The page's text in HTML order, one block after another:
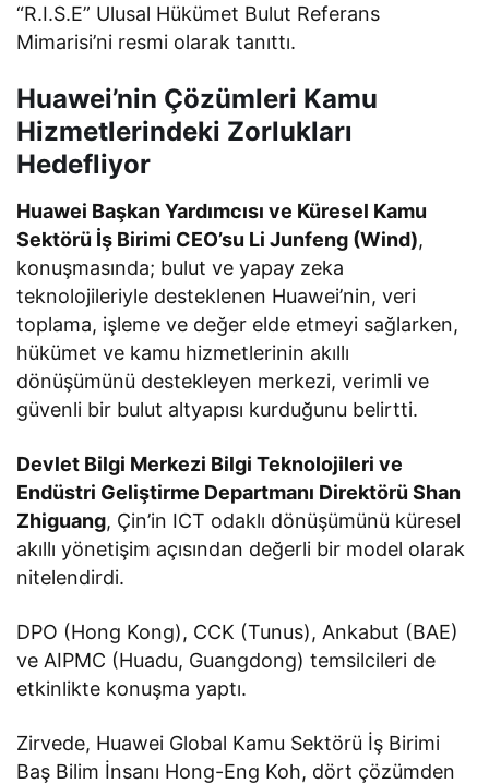
“R.I.S.E” Ulusal Hükümet Bulut Referans
Mimarisi’ni resmi olarak tanıttı.
Huawei’nin Çözümleri Kamu
Hizmetlerindeki Zorlukları
Hedefliyor
Huawei Başkan Yardımcısı ve Küresel Kamu
Sektörü İş Birimi CEO’su Li Junfeng (Wind),
konuşmasında; bulut ve yapay zeka
teknolojileriyle desteklenen Huawei’nin, veri
toplama, işleme ve değer elde etmeyi sağlarken,
hükümet ve kamu hizmetlerinin akıllı
dönüşümünü destekleyen merkezi, verimli ve
güvenli bir bulut altyapısı kurduğunu belirtti.
Devlet Bilgi Merkezi Bilgi Teknolojileri ve
Endüstri Geliştirme Departmanı Direktörü Shan
Zhiguang, Çin’in ICT odaklı dönüşümünü küresel
akıllı yönetişim açısından değerli bir model olarak
nitelendirdi.
DPO (Hong Kong), CCK (Tunus), Ankabut (BAE)
ve AIPMC (Huadu, Guangdong) temsilcileri de
etkinlikte konuşma yaptı.
Zirvede, Huawei Global Kamu Sektörü İş Birimi
Baş Bilim İnsanı Hong-Eng Koh, dört çözümden